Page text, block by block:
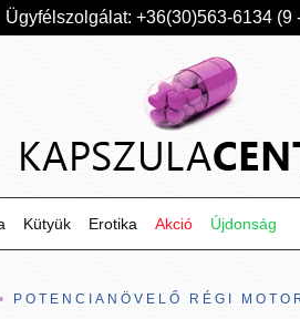
Ügyfélszolgálat: +36(30)563-6134 (9
Kütyük Erotika Akció Újdonság
POTENCIANÖVELŐ RÉGI